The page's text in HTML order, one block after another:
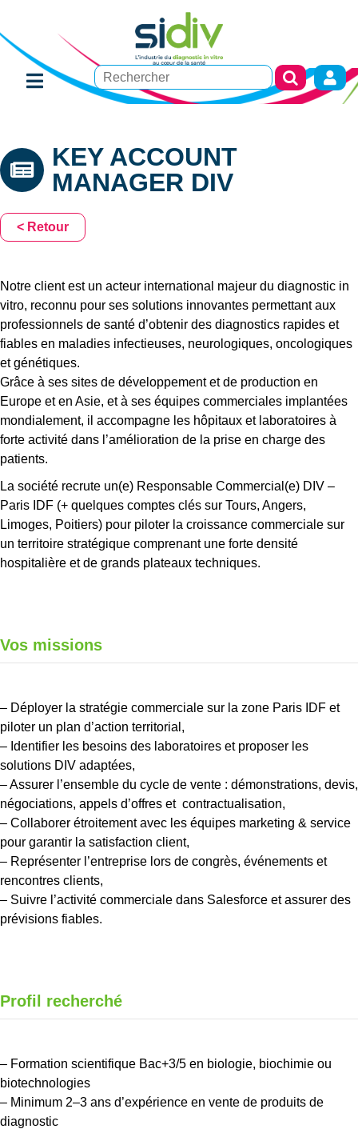
KEY ACCOUNT
MANAGER DIV
< Retour
Notre client est un acteur international majeur du diagnostic in
vitro, reconnu pour ses solutions innovantes permettant aux
professionnels de santé d’obtenir des diagnostics rapides et
fiables en maladies infectieuses, neurologiques, oncologiques
et génétiques.
Grâce à ses sites de développement et de production en
Europe et en Asie, et à ses équipes commerciales implantées
mondialement, il accompagne les hôpitaux et laboratoires à
forte activité dans l’amélioration de la prise en charge des
patients.
La société recrute un(e) Responsable Commercial(e) DIV –
Paris IDF (+ quelques comptes clés sur Tours, Angers,
Limoges, Poitiers) pour piloter la croissance commerciale sur
un territoire stratégique comprenant une forte densité
hospitalière et de grands plateaux techniques.
Vos missions
– Déployer la stratégie commerciale sur la zone Paris IDF et
piloter un plan d’action territorial,
– Identifier les besoins des laboratoires et proposer les
solutions DIV adaptées,
– Assurer l’ensemble du cycle de vente : démonstrations, devis,
négociations, appels d’offres et contractualisation,
– Collaborer étroitement avec les équipes marketing & service
pour garantir la satisfaction client,
– Représenter l’entreprise lors de congrès, événements et
rencontres clients,
– Suivre l’activité commerciale dans Salesforce et assurer des
prévisions fiables.
Profil recherché
– Formation scientifique Bac+3/5 en biologie, biochimie ou
biotechnologies
– Minimum 2–3 ans d’expérience en vente de produits de
diagnostic